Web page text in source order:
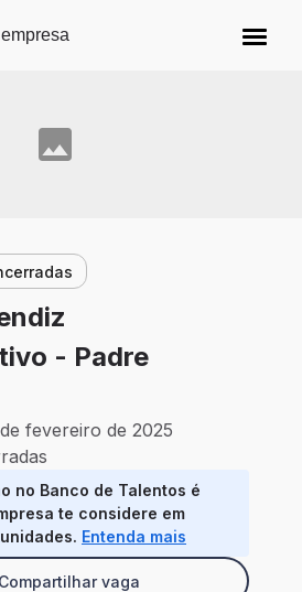
principal
- Padre
fevereiro de 2025
no Banco de Talentos é
te considere em
Entenda mais
Compartilhar vaga